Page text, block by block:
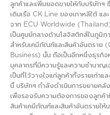
ลูกค้าและเพิ่มยอดขายให้กับบริษัทฯ
เดินเรือ CK Line ของเกาหลีใต้ แ
จาก ECU Worldwide
เป็นศูนย์กลางด้านโลจิสติกส์ในภูมิ
สำหรับเคมีภัณฑ์และสินค้าอันตราย
Business) นั้น ถือเป็นอีกหนึ่งธุรกิ
บุคลากรที่มีความรู้และความชำนาญ
เป็นที่ไว้วางใจแก่ลูกค้าทั้งรายเก่าแ
นี้ บริษัทฯ กำลังดำเนินการขยายคลั
เพื่อรองรับความต้องการของลูกค้
สินค้าเคมีภัณฑ์และสินค้าอันตรายให้